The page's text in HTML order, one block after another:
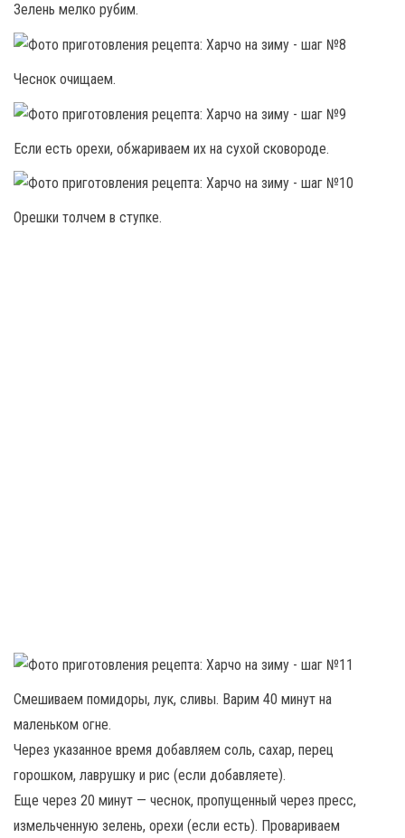
Зелень мелко рубим.
Чеснок очищаем.
Если есть орехи, обжариваем их на сухой сковороде.
Орешки толчем в ступке.
Смешиваем помидоры, лук, сливы. Варим 40 минут на
маленьком огне.
Через указанное время добавляем соль, сахар, перец
горошком, лаврушку и рис (если добавляете).
Еще через 20 минут — чеснок, пропущенный через пресс,
измельченную зелень, орехи (если есть). Провариваем